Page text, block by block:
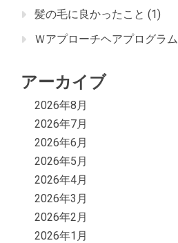
髪の毛に良かったこと (1)
Ｗアプローチヘアプログラム
アーカイブ
2026年8月
2026年7月
2026年6月
2026年5月
2026年4月
2026年3月
2026年2月
2026年1月